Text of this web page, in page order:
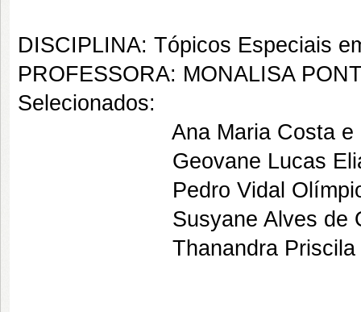
DISCIPLINA: Tópicos Especiais
PROFESSORA: MONALISA
Selecionados:
Ana Maria Costa e
Geovane Lucas Elias
Pedro Vidal Olímpio de
Susyane Alves de
Thanandra Priscila de